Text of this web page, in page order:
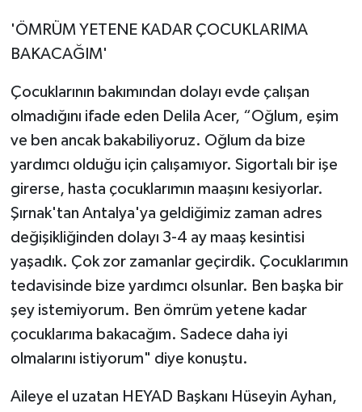
'ÖMRÜM YETENE KADAR ÇOCUKLARIMA
BAKACAĞIM'
Çocuklarının bakımından dolayı evde çalışan
olmadığını ifade eden Delila Acer, “Oğlum, eşim
ve ben ancak bakabiliyoruz. Oğlum da bize
yardımcı olduğu için çalışamıyor. Sigortalı bir işe
girerse, hasta çocuklarımın maaşını kesiyorlar.
Şırnak'tan Antalya'ya geldiğimiz zaman adres
değişikliğinden dolayı 3-4 ay maaş kesintisi
yaşadık. Çok zor zamanlar geçirdik. Çocuklarımın
tedavisinde bize yardımcı olsunlar. Ben başka bir
şey istemiyorum. Ben ömrüm yetene kadar
çocuklarıma bakacağım. Sadece daha iyi
olmalarını istiyorum" diye konuştu.
Aileye el uzatan HEYAD Başkanı Hüseyin Ayhan,